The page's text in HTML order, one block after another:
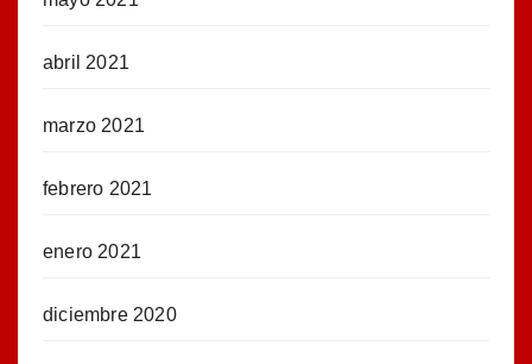
abril 2021
marzo 2021
febrero 2021
enero 2021
diciembre 2020